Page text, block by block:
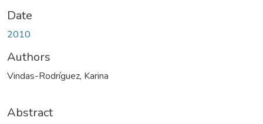
Date
2010
Authors
Vindas-Rodríguez, Karina
Abstract